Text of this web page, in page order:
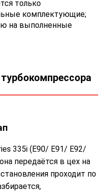
только
комплектующие;
на выполненные
335i (E90/ E91/ E92/
передаётся в цех на
проходит по